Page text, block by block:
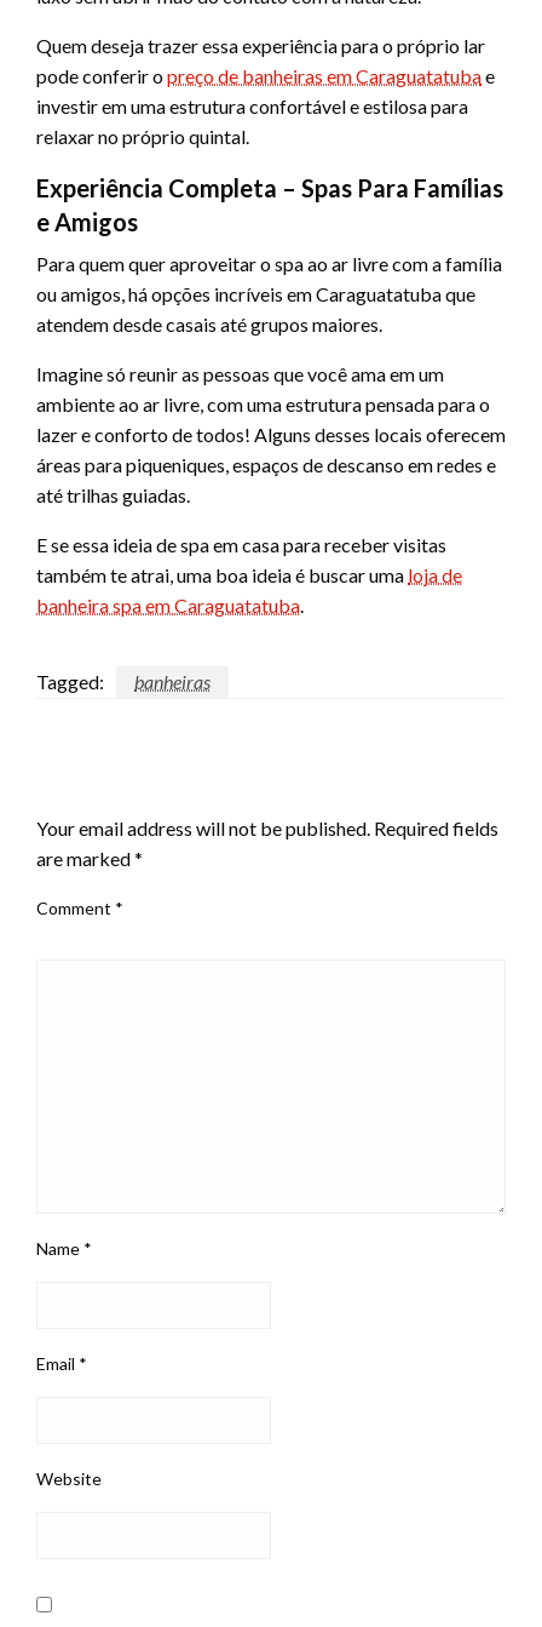
Quem deseja trazer essa experiência para o próprio lar
pode conferir opreço de banheiras em Caraguatatubae
investir em uma estrutura confortável e estilosa para
relaxar no próprio quintal.
Experiência Completa – Spas Para Famílias
e Amigos
Para quem quer aproveitar o spa ao ar livre com a família
ou amigos, há opções incríveis em Caraguatatuba que
atendem desde casais até grupos maiores.
Imagine só reunir as pessoas que você ama em um
ambiente ao ar livre, com uma estrutura pensada para o
lazer e conforto de todos! Alguns desses locais oferecem
áreas para piqueniques, espaços de descanso em redes e
até trilhas guiadas.
E se essa ideia de spa em casa para receber visitas
também te atrai, uma boa ideia é buscar uma loja de
banheira spa em Caraguatatuba.
Tagged: banheiras
Your email address will not be published. Required fields
are marked*
Comment *
Name *
Email *
Website